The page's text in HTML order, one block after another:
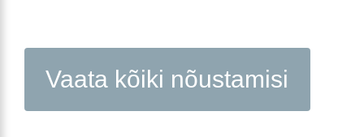
Vaata kõiki nõustamisi